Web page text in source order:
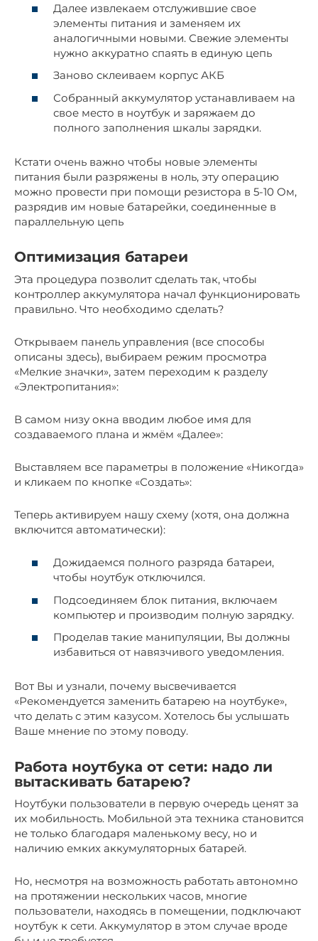
Далее извлекаем отслужившие свое
элементы питания и заменяем их
аналогичными новыми. Свежие элементы
нужно аккуратно спаять в единую цепь
Заново склеиваем корпус АКБ
Собранный аккумулятор устанавливаем на
свое место в ноутбук и заряжаем до
полного заполнения шкалы зарядки.
Кстати очень важно чтобы новые элементы
питания были разряжены в ноль, эту операцию
можно провести при помощи резистора в 5-10 Ом,
разрядив им новые батарейки, соединенные в
параллельную цепь
Оптимизация батареи
Эта процедура позволит сделать так, чтобы
контроллер аккумулятора начал функционировать
правильно. Что необходимо сделать?
Открываем панель управления (все способы
описаны здесь), выбираем режим просмотра
«Мелкие значки», затем переходим к разделу
«Электропитания»:
В самом низу окна вводим любое имя для
создаваемого плана и жмём «Далее»:
Выставляем все параметры в положение «Никогда»
и кликаем по кнопке «Создать»:
Теперь активируем нашу схему (хотя, она должна
включится автоматически):
Дожидаемся полного разряда батареи,
чтобы ноутбук отключился.
Подсоединяем блок питания, включаем
компьютер и производим полную зарядку.
Проделав такие манипуляции, Вы должны
избавиться от навязчивого уведомления.
Вот Вы и узнали, почему высвечивается
«Рекомендуется заменить батарею на ноутбуке»,
что делать с этим казусом. Хотелось бы услышать
Ваше мнение по этому поводу.
Работа ноутбука от сети: надо ли
вытаскивать батарею?
Ноутбуки пользователи в первую очередь ценят за
их мобильность. Мобильной эта техника становится
не только благодаря маленькому весу, но и
наличию емких аккумуляторных батарей.
Но, несмотря на возможность работать автономно
на протяжении нескольких часов, многие
пользователи, находясь в помещении, подключают
ноутбук к сети. Аккумулятор в этом случае вроде